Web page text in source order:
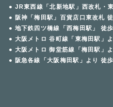
● JR東西線「北新地駅」西改札・
● 阪神「梅田駅」百貨店口東改札
● 地下鉄四ツ橋線「西梅田駅」 徒
● 大阪メトロ 谷町線「東梅田駅」
● 大阪メトロ 御堂筋線「梅田駅」
● 阪急各線「大阪梅田駅」より 徒